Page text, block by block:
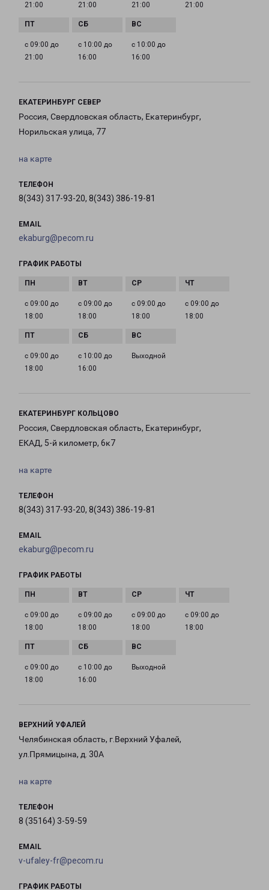
21:00 21:00 21:00 21:00
с 09:00 до
21:00
с 10:00 до
16:00
с 10:00 до
16:00
ЕКАТЕРИНБУРГ СЕВЕР
Россия, Свердловская область, Екатеринбург,
Норильская улица, 77
на карте
ТЕЛЕФОН
8(343) 317-93-20, 8(343) 386-19-81
EMAIL
ekaburg@pecom.ru
ГРАФИК РАБОТЫ
с 09:00 до
18:00
с 09:00 до
18:00
с 09:00 до
18:00
с 09:00 до
18:00
с 09:00 до
18:00
с 10:00 до
16:00
Выходной
ЕКАТЕРИНБУРГ КОЛЬЦОВО
Россия, Свердловская область, Екатеринбург,
ЕКАД, 5-й километр, 6к7
на карте
ТЕЛЕФОН
8(343) 317-93-20, 8(343) 386-19-81
EMAIL
ekaburg@pecom.ru
ГРАФИК РАБОТЫ
с 09:00 до
18:00
с 09:00 до
18:00
с 09:00 до
18:00
с 09:00 до
18:00
с 09:00 до
18:00
с 10:00 до
16:00
Выходной
ВЕРХНИЙ УФАЛЕЙ
Челябинская область, г.Верхний Уфалей,
ул.Прямицына, д. 30А
на карте
ТЕЛЕФОН
8 (35164) 3-59-59
EMAIL
v-ufaley-fr@pecom.ru
ГРАФИК РАБОТЫ